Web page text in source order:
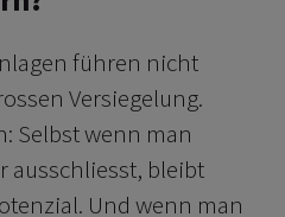
führen nicht
Versiegelung.
Selbst wenn man
ausschliesst, bleibt
Und wenn man